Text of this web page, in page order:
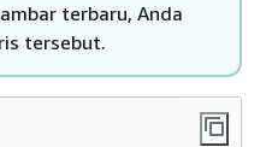
terbaru, Anda
tersebut.